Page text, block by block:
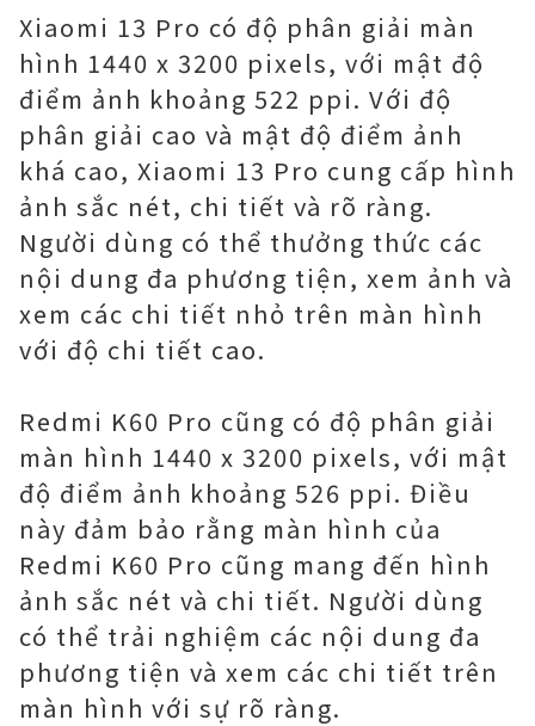
Xiaomi 13 Pro có độ phân giải màn
hình 1440 x 3200 pixels, với mật độ
điểm ảnh khoảng 522 ppi. Với độ
phân giải cao và mật độ điểm ảnh
khá cao, Xiaomi 13 Pro cung cấp hình
ảnh sắc nét, chi tiết và rõ ràng.
Người dùng có thể thưởng thức các
nội dung đa phương tiện, xem ảnh và
xem các chi tiết nhỏ trên màn hình
với độ chi tiết cao.
Redmi K60 Pro cũng có độ phân giải
màn hình 1440 x 3200 pixels, với mật
độ điểm ảnh khoảng 526 ppi. Điều
này đảm bảo rằng màn hình của
Redmi K60 Pro cũng mang đến hình
ảnh sắc nét và chi tiết. Người dùng
có thể trải nghiệm các nội dung đa
phương tiện và xem các chi tiết trên
màn hình với sự rõ ràng.